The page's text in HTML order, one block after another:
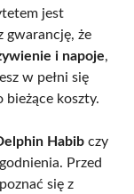
jest
gwarancję, że
i napoje,
w pełni się
bieżące koszty.
Habib czy
Przed
się z